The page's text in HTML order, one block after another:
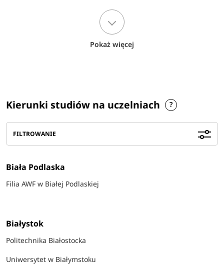
Pokaż więcej
Kierunki studiów na uczelniach
FILTROWANIE
Biała Podlaska
Filia AWF w Białej Podlaskiej
Białystok
Politechnika Białostocka
Uniwersytet w Białymstoku